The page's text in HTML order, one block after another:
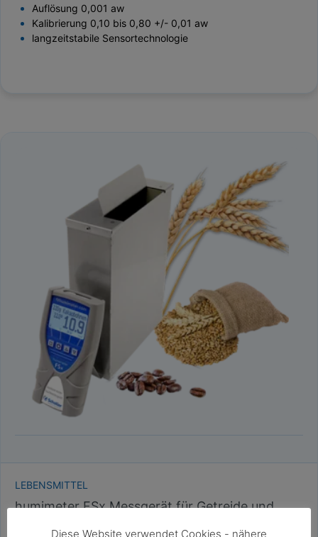
Auflösung 0,001 aw
Kalibrierung 0,10 bis 0,80 +/- 0,01 aw
langzeitstabile Sensortechnologie
LEBENSMITTEL
humimeter FSx Messgerät für Getreide und
Diese Website verwendet Cookies - nähere